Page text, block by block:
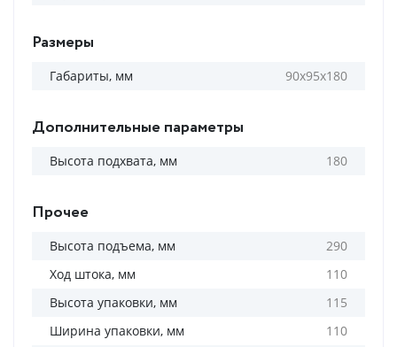
Размеры
Габариты, мм 90х95х180
Дополнительные параметры
Высота подхвата, мм 180
Прочее
Высота подъема, мм
290
Ход штока, мм
110
Высота упаковки, мм
115
Ширина упаковки, мм
110